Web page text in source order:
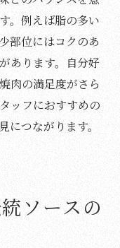
。例えば脂の多い
部位にはコクのあ
あります。自分好
肉の満足度がさら
ッフにおすすめの
につながります。
ソースの